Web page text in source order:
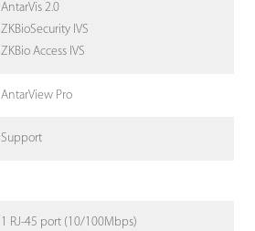
AntarVis 2.0
ZKBioSecurity IVS
ZKBio Access IVS
AntarView Pro
Support
1 RJ-45 port (10/100Mbps)